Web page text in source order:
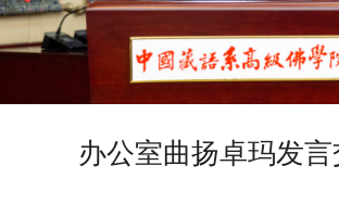
办公室曲扬卓玛发